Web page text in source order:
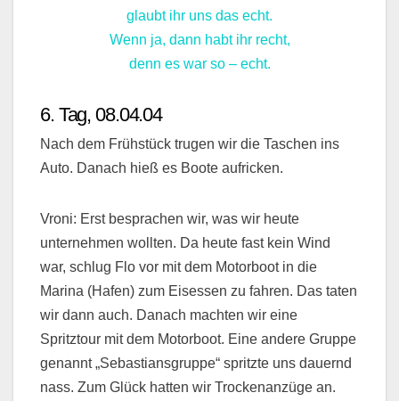
glaubt ihr uns das echt.
Wenn ja, dann habt ihr recht,
denn es war so – echt.
6. Tag, 08.04.04
Nach dem Frühstück trugen wir die Taschen ins
Auto. Danach hieß es Boote aufricken.
Vroni: Erst besprachen wir, was wir heute
unternehmen wollten. Da heute fast kein Wind
war, schlug Flo vor mit dem Motorboot in die
Marina (Hafen) zum Eisessen zu fahren. Das taten
wir dann auch. Danach machten wir eine
Spritztour mit dem Motorboot. Eine andere Gruppe
genannt „Sebastiansgruppe“ spritzte uns dauernd
nass. Zum Glück hatten wir Trockenanzüge an.